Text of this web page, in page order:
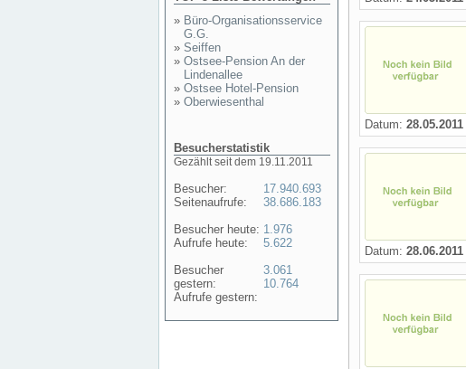
» Büro-Organisationsservice
G.G.
» Seiffen
» Ostsee-Pension An der
Lindenallee
» Ostsee Hotel-Pension
» Oberwiesenthal
Besucherstatistik
Gezählt seit dem 19.11.2011
Besucher:
Seitenaufrufe:
Besucher heute:
Aufrufe heute:
Besucher
gestern:
Aufrufe gestern:
17.940.693
38.686.183
1.976
5.622
3.061
10.764
Datum: 28.05.2011
Datum: 28.06.2011